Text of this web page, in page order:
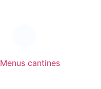
Menus cantines